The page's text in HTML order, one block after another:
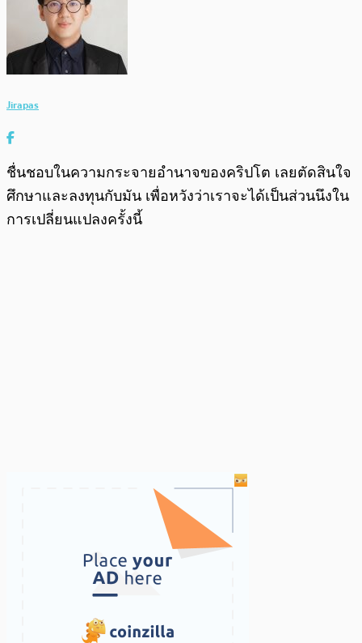
Jirapas
ชื่นชอบในความกระจายอำนาจของคริปโต เลยตัดสินใจ
ศึกษาและลงทุนกับมัน เพื่อหวังว่าเราจะได้เป็นส่วนนึงใน
การเปลี่ยนแปลงครั้งนี้